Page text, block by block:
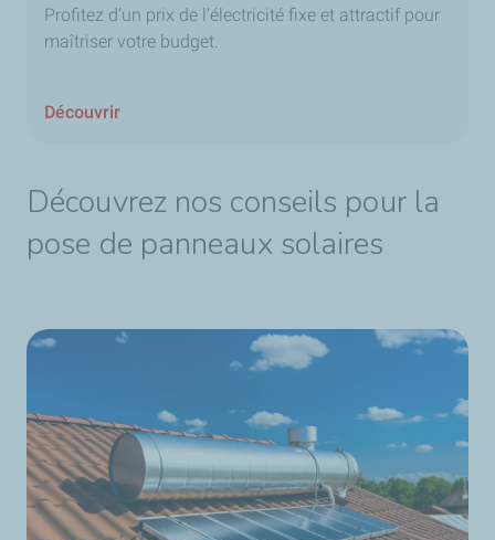
Profitez d’un prix de l’électricité fixe et attractif pour
maîtriser votre budget.
Découvrir
Découvrez nos conseils pour la
pose de panneaux solaires